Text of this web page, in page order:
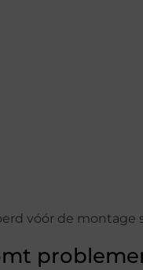
vóór de montage